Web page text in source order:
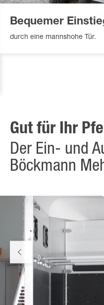
Bequemer
durch eine mannshohe Tür.
Gut für Ihr
Der Ein- und
Böckmann